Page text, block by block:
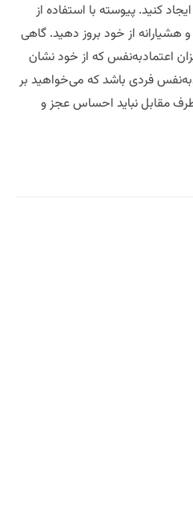
کنید. پیوسته با استفاده از
هشیارانه از خود بروز دهید. گاهی
اعتمادبه‌نفس که از خود نشان
فردی باشد که می‌خواهید بر
طرف مقابل نباید احساس عجز و